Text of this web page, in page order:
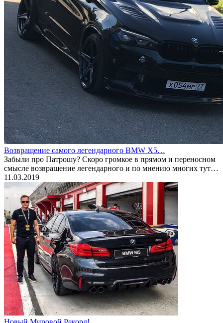
Возвращение самого легендарного BMW X5…
Забыли про Патрошу? Скоро громкое в прямом и переносном
смысле возвращение легендарного и по мнению многих тут…
11.03.2019